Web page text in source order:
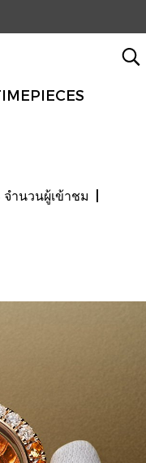
ำนวนผู้เข้าชม